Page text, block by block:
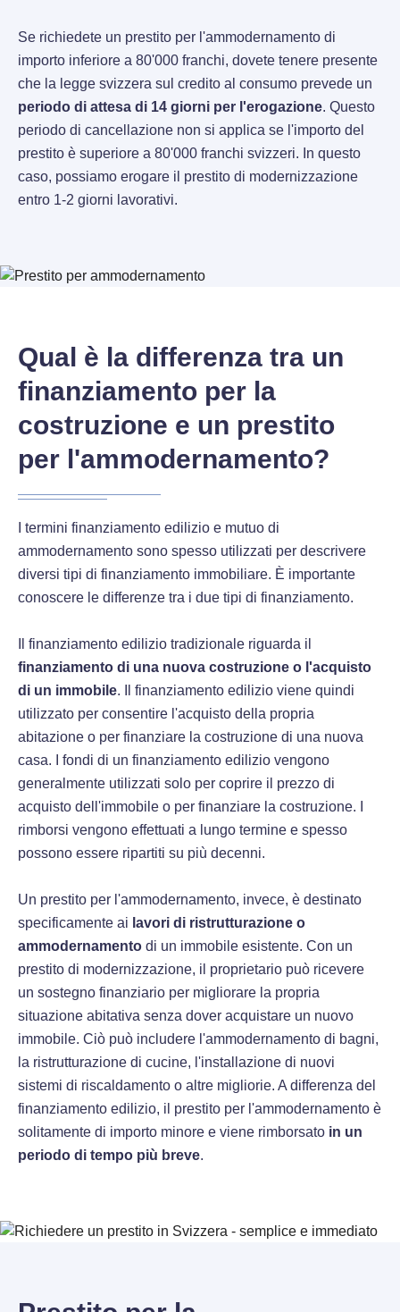
Se richiedete un prestito per l'ammodernamento di
importo inferiore a 80'000 franchi, dovete tenere presente
che la legge svizzera sul credito al consumo prevede un
periodo di attesa di 14 giorni per l'erogazione. Questo
periodo di cancellazione non si applica se l'importo del
prestito è superiore a 80'000 franchi svizzeri. In questo
caso, possiamo erogare il prestito di modernizzazione
entro 1-2 giorni lavorativi.
Qual è la differenza tra un
finanziamento per la
costruzione e un prestito
per l'ammodernamento?
I termini finanziamento edilizio e mutuo di
ammodernamento sono spesso utilizzati per descrivere
diversi tipi di finanziamento immobiliare. È importante
conoscere le differenze tra i due tipi di finanziamento.
Il finanziamento edilizio tradizionale riguarda il
finanziamento di una nuova costruzione o l'acquisto
di un immobile. Il finanziamento edilizio viene quindi
utilizzato per consentire l'acquisto della propria
abitazione o per finanziare la costruzione di una nuova
casa. I fondi di un finanziamento edilizio vengono
generalmente utilizzati solo per coprire il prezzo di
acquisto dell'immobile o per finanziare la costruzione. I
rimborsi vengono effettuati a lungo termine e spesso
possono essere ripartiti su più decenni.
Un prestito per l'ammodernamento, invece, è destinato
specificamente ai lavori di ristrutturazione o
ammodernamento di un immobile esistente. Con un
prestito di modernizzazione, il proprietario può ricevere
un sostegno finanziario per migliorare la propria
situazione abitativa senza dover acquistare un nuovo
immobile. Ciò può includere l'ammodernamento di bagni,
la ristrutturazione di cucine, l'installazione di nuovi
sistemi di riscaldamento o altre migliorie. A differenza del
finanziamento edilizio, il prestito per l'ammodernamento è
solitamente di importo minore e viene rimborsato in un
periodo di tempo più breve.